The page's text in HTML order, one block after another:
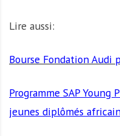
Lire aussi:
Bourse Fondation Audi
Programme SAP
jeunes diplômés